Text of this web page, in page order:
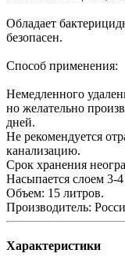
Обладает
безопасен.
Способ применения:
Немедленного
но желательно
дней.
Не рекомендуется
канализацию.
Срок хранения
Насыпается слоем 3-
Объем: 15 литров.
Производитель:
Характеристики